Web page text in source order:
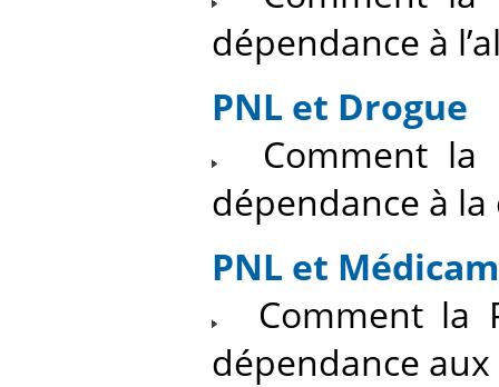
dépendance à
PNL et Drogue
Comment la
dépendance à
PNL et
Comment la
dépendance